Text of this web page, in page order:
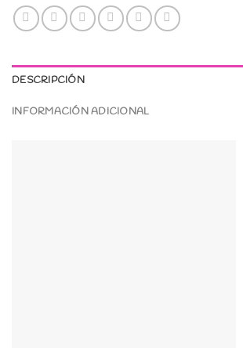
DESCRIPCIÓN
INFORMACIÓN ADICIONAL